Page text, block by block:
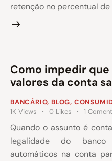
retenção no percentual
Como impedir
valores da conta
BANCÁRIO, BLOG,
1K Views 0 Likes 1
Quando o assunto é
legalidade do
automáticos na conta